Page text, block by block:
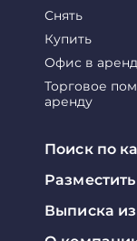
Снять
Купить
Офис в
Торговое
аренду
Поиск по
Выписка